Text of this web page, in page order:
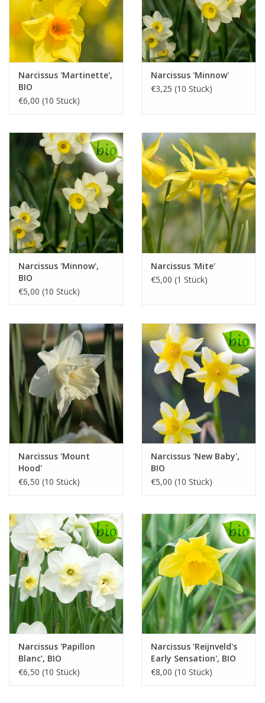
Narcissus 'Martinette',
BIO
€6,00 (10 Stück)
Narcissus 'Minnow'
€3,25 (10 Stück)
Narcissus 'Minnow',
BIO
€5,00 (10 Stück)
Narcissus 'Mite'
€5,00 (1 Stück)
Narcissus 'Mount
Hood'
€6,50 (10 Stück)
Narcissus 'New Baby',
BIO
€5,00 (10 Stück)
Narcissus 'Papillon
Blanc', BIO
€6,50 (10 Stück)
Narcissus 'Reijnveld's
Early Sensation', BIO
€8,00 (10 Stück)